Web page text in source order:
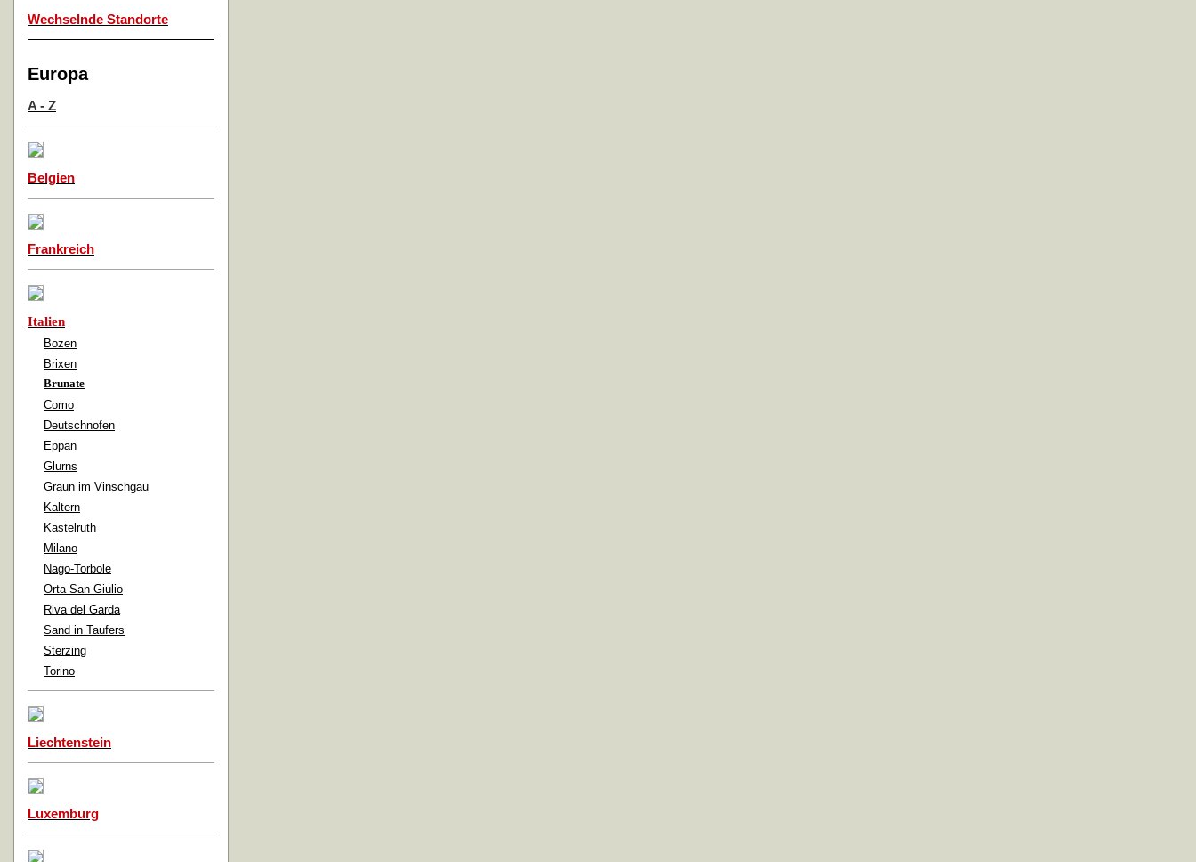
Wechselnde Standorte
Europa
A - Z
Belgien
Frankreich
Italien
Bozen
Brixen
Brunate
Como
Deutschnofen
Eppan
Glurns
Graun im Vinschgau
Kaltern
Kastelruth
Milano
Nago-Torbole
Orta San Giulio
Riva del Garda
Sand in Taufers
Sterzing
Torino
Liechtenstein
Luxemburg